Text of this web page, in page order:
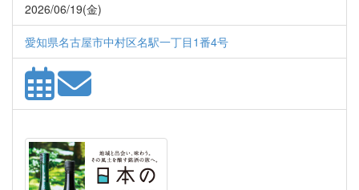
2026/06/19(金)
愛知県名古屋市中村区名駅一丁目1番4号